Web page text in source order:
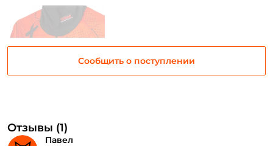
Сообщить о поступлении
Отзывы (1)
Павел